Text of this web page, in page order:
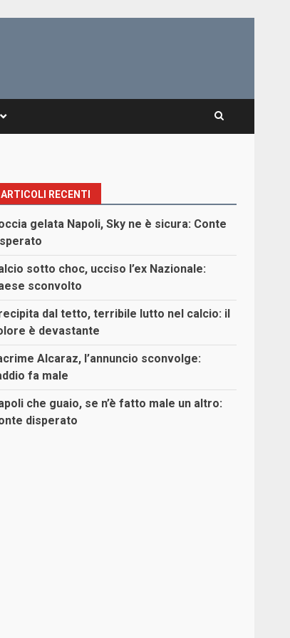
ARTICOLI RECENTI
gelata Napoli, Sky ne è sicura: Conte
sotto choc, ucciso l’ex Nazionale:
sconvolto
dal tetto, terribile lutto nel calcio: il
è devastante
Alcaraz, l’annuncio sconvolge:
fa male
che guaio, se n’è fatto male un altro:
disperato